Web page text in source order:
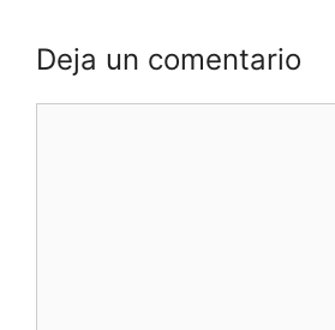
Deja un comentario